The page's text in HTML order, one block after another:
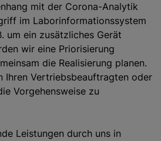
mit der Corona-Analytik
im Laborinformationssystem
um ein zusätzliches Gerät
wir eine Priorisierung
die Realisierung planen.
Ihren Vertriebsbeauftragten oder
Vorgehensweise zu
Leistungen durch uns in